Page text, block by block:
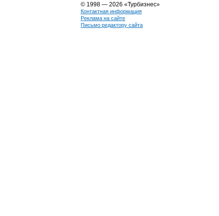
© 1998 — 2026 «Турбизнес»
Контактная информация
Реклама на сайте
Письмо редактору сайта